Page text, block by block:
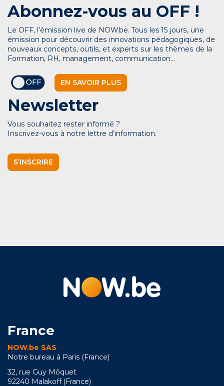
Abonnez-vous au OFF !
Le OFF, l’émission live de NOW.be. Tous les 15 jours, une
émission pour découvrir des innovations pédagogiques, de
nouveaux concepts, outils, et experts sur les thèmes de la
Formation, RH, management, communication…
EN SAVOIR PLUS
Newsletter
Vous souhaitez rester informé ?
Inscrivez-vous à notre lettre d’information.
S’INSCRIRE
France
NOW.be SAS
Notre bureau à Paris (France)
32, rue Guy Môquet
92240 Malakoff (France)